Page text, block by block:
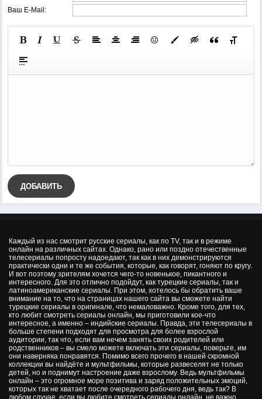
Ваш E-Mail:
ДОБАВИТЬ
Каждый из нас смотрит русские сериалы, как по TV, так и в режиме
онлайн на различных сайтах. Однако, рано или поздно отечественные
телесериалы попросту надоедают, так как в них демонстрируются
практически одни и те же события, которые, как говорят, гоняют по кругу.
И вот поэтому зрителям хочется чего-то новенькое, пикантного и
интересного. Для это отлично подойдут, как турецкие сериалы, так и
латиноамериканские сериалы. При этом, хотелось бы обратить ваше
внимание на то, что на страницах нашего сайта вы сможете найти
турецкие сериалы в оригинале, что немаловажно. Кроме того, для тех,
кто любит смотреть сериалы онлайн, мы приготовили кое-что
интересное, а именно – индийские сериалы. Правда, эти телесериалы в
больше степени подходят для просмотра для более взрослой
аудитории, так что, если вам нечем занять своих родителей или
родственников – вы смело можете включать эти сериалы, поверьте, им
они наверняка понравятся. Помимо всего прочего в нашей скромной
коллекции вы найдёте и мультфильмы, которые развеселят не только
детей, но и поднимут настроение даже взрослому. Ведь мультфильмы
онлайн – это огромное море позитива и заряд положительных эмоций,
которых так не хватает после очередного рабочего дня, ведь так? В
любом случае, если вы любите смотреть сериалы онлайн, не важно,